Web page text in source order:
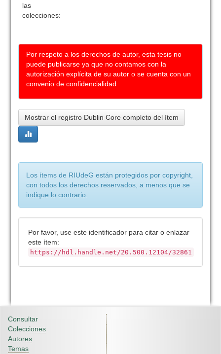
las
colecciones:
Por respeto a los derechos de autor, esta tesis no
puede publicarse ya que no contamos con la
autorización explícita de su autor o se cuenta con un
convenio de confidencialidad
Mostrar el registro Dublin Core completo del ítem
Los ítems de RIUdeG están protegidos por copyright,
con todos los derechos reservados, a menos que se
indique lo contrario.
Por favor, use este identificador para citar o enlazar
este ítem:
https://hdl.handle.net/20.500.12104/32861
Consultar
Colecciones
Autores
Temas